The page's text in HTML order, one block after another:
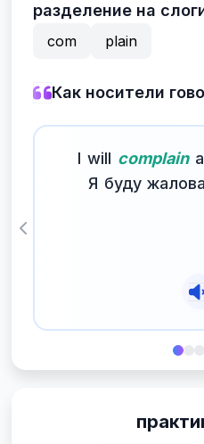
разделение на
com plain
Как носители
I will complain
Я буду
Previous